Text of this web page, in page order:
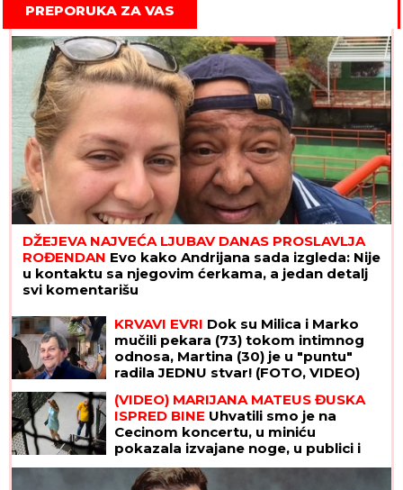
PREPORUKA ZA VAS
DŽEJEVA NAJVEĆA LJUBAV DANAS PROSLAVLJA
ROĐENDAN Evo kako Andrijana sada izgleda: Nije
u kontaktu sa njegovim ćerkama, a jedan detalj
svi komentarišu
KRVAVI EVRI Dok su Milica i Marko
mučili pekara (73) tokom intimnog
odnosa, Martina (30) je u "puntu"
radila JEDNU stvar! (FOTO, VIDEO)
(VIDEO) MARIJANA MATEUS ĐUSKA
ISPRED BINE Uhvatili smo je na
Cecinom koncertu, u miniću
pokazala izvajane noge, u publici i
ova poznata pevačica uživa sa
mužem